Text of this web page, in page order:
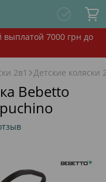
выплатой 7000 грн до
2в1 Детские коляски
Bebetto